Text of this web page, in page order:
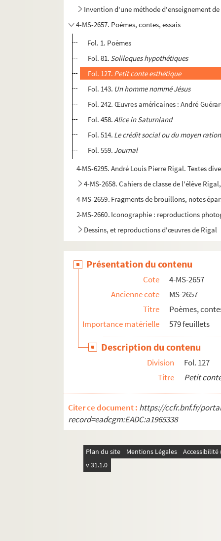
Invention d'une méthode d'enseignement
4-MS-2657. Poèmes, contes, essais
Fol. 1. Poèmes
Fol. 81. Soliloques hypothétiques
Fol. 127. Petit conte esthétique
Fol. 143. Un homme nommé Jésus
Fol. 242. Œuvres américaines : André
Fol. 458.Alice in Saturnland
Fol. 514. Le crédit social ou du moyen
Fol. 559. Journal
4-MS-6295. André Louis Pierre Rigal. Textes
4-MS-2658. Cahiers de classe de l'élève
4-MS-2659. Fragments de brouillons, notes
2-MS-2660. Iconographie : reproductions
Dessins, et reproductions d'œuvres de Rigal
Présentation du contenu
Cote
4-MS-2657
Ancienne cote
MS-2657
Titre
Poèmes,
Importance matérielle
579 feuillets
Description du contenu
Division
Fol. 127
Titre
Petit
Citer ce document : https://ccfr.bnf.fr/
record=eadcgm:EADC:a1965338
Plan du site Mentions Légales
v 31.1.0